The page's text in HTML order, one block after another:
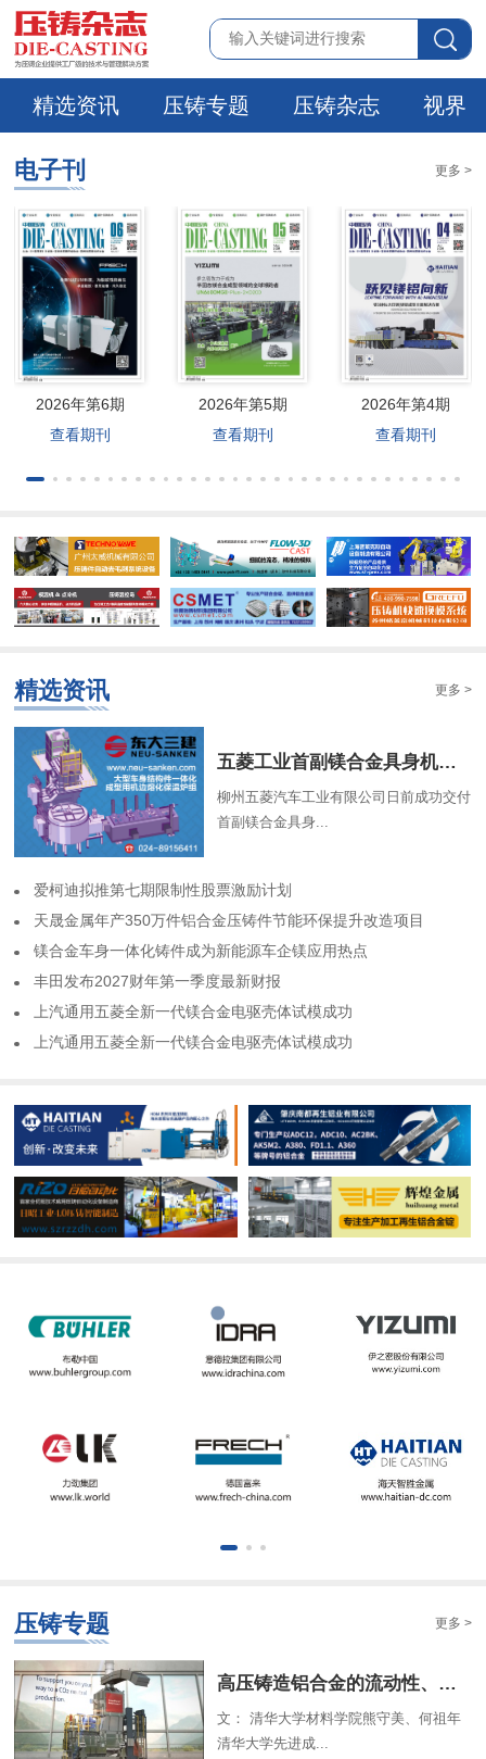
精选资讯 压铸专题 压铸杂志 视界
电子刊 更多 >
2026年第6期
查看期刊
2026年第5期
查看期刊
2026年第4期
查看期刊
精选资讯 更多 >
​五菱工业首副镁合金具身机器人骨架成功交付
柳州五菱汽车工业有限公司日前成功交付
首副镁合金具身...
​爱柯迪拟推第七期限制性股票激励计划
​天晟金属年产350万件铝合金压铸件节能环保提升改造项目
​镁合金车身一体化铸件成为新能源车企镁应用热点
​丰田发布2027财年第一季度最新财报
​上汽通用五菱全新一代镁合金电驱壳体试模成功
​上汽通用五菱全新一代镁合金电驱壳体试模成功
压铸专题 更多 >
​高压铸造铝合金的流动性、组织特征及解析模型（一）
文： 清华大学材料学院熊守美、何祖年
清华大学先进成...